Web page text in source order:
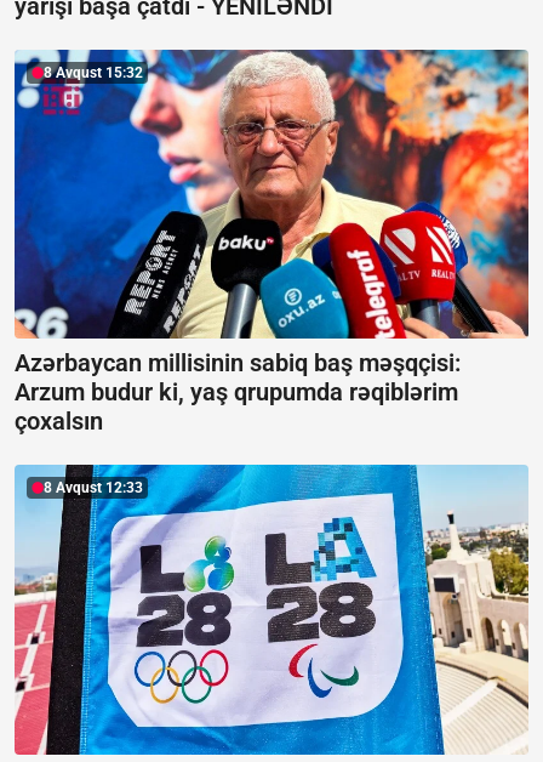
yarışı başa çatdı - YENİLƏNDİ
8 Avqust 15:32
Azərbaycan millisinin sabiq baş məşqçisi:
Arzum budur ki, yaş qrupumda rəqiblərim
çoxalsın
8 Avqust 12:33